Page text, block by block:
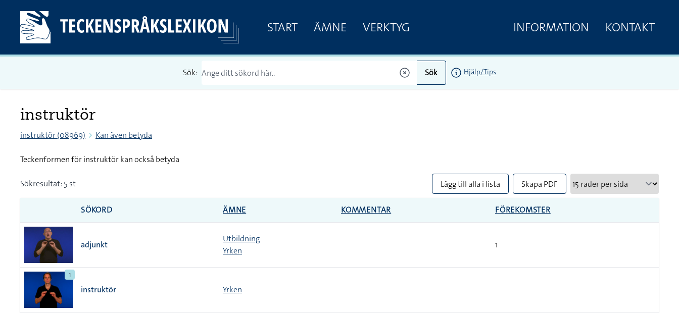
START ÄMNE VERKTYG INFORMATION KONTAKT
Sök: Sök Hjälp/Tips
instruktör
instruktör (08969) Kan även betyda
Teckenformen för instruktör kan också betyda
Sökresultat: 5 st Lägg till alla i lista Skapa PDF
SÖKORD ÄMNE KOMMENTAR FÖREKOMSTER
adjunkt
Utbildning
Yrken
1
1
instruktör Yrken